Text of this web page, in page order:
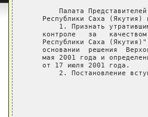
Палата
Республики Саха (Якутия)
1. Признать
контроле   за
Республики Саха
основании  решения
мая 2001 года и
   от 17 июля 2001 года.
2. Постановление